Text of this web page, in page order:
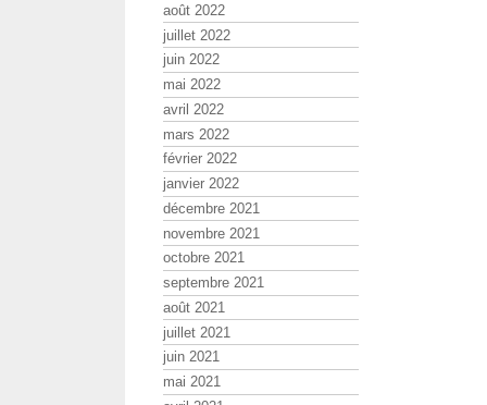
août 2022
juillet 2022
juin 2022
mai 2022
avril 2022
mars 2022
février 2022
janvier 2022
décembre 2021
novembre 2021
octobre 2021
septembre 2021
août 2021
juillet 2021
juin 2021
mai 2021